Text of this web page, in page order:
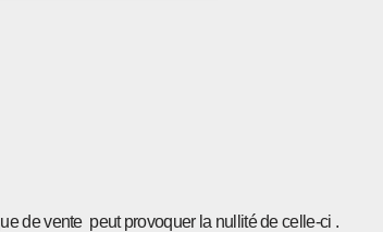
de vente peut provoquer la nullité de celle-ci .